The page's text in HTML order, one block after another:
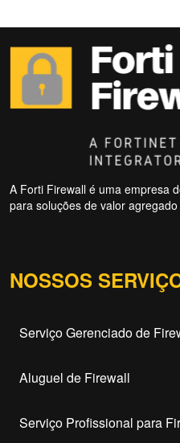
A Forti Firewall é uma empresa
para soluções de valor
NOSSOS
Serviço Gerenciado de
Aluguel de Firewall
Serviço Profissional para